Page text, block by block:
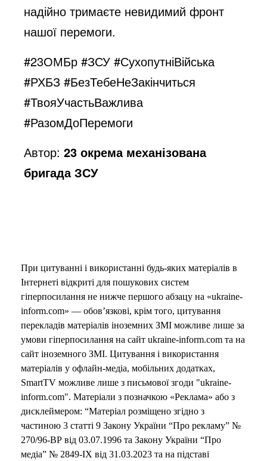
надійно тримаєте невидимий фронт
нашої перемоги.
#23ОМБр #ЗСУ #СухопутніВійська
#РХБЗ #БезТебеНеЗакінчиться
#ТвояУчастьВажлива
#РазомДоПеремоги
Автор:23 окрема механізована
бригада ЗСУ
При цитуванні і використанні будь-яких матеріалів в
Інтернеті відкриті для пошукових систем
гіперпосилання не нижче першого абзацу на «ukraine-
inform.com» — обов’язкові, крім того, цитування
перекладів матеріалів іноземних ЗМІ можливе лише за
умови гіперпосилання на сайт ukraine-inform.com та на
сайт іноземного ЗМІ. Цитування і використання
матеріалів у офлайн-медіа, мобільних додатках,
SmartTV можливе лише з письмової згоди "ukraine-
inform.com". Матеріали з позначкою «Реклама» або з
дисклеймером: “Матеріал розміщено згідно з
частиною 3 статті 9 Закону України “Про рекламу” №
270/96-ВР від 03.07.1996 та Закону України “Про
медіа” № 2849-IX від 31.03.2023 та на підставі